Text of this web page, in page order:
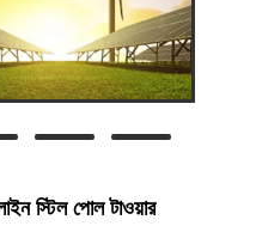
স্টিল পোল টাওয়ার